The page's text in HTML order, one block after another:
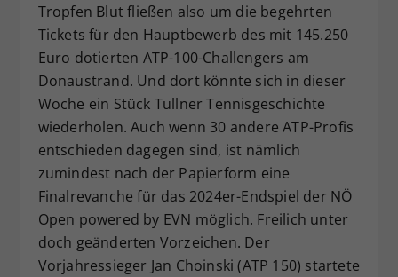
Tropfen Blut fließen also um die begehrten
Tickets für den Hauptbewerb des mit 145.250
Euro dotierten ATP-100-Challengers am
Donaustrand. Und dort könnte sich in dieser
Woche ein Stück Tullner Tennisgeschichte
wiederholen. Auch wenn 30 andere ATP-Profis
entschieden dagegen sind, ist nämlich
zumindest nach der Papierform eine
Finalrevanche für das 2024er-Endspiel der NÖ
Open powered by EVN möglich. Freilich unter
doch geänderten Vorzeichen. Der
Vorjahressieger Jan Choinski (ATP 150) startete